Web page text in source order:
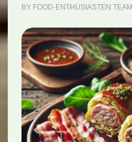
BY FOOD-ENTHUSIASTEN TEAM